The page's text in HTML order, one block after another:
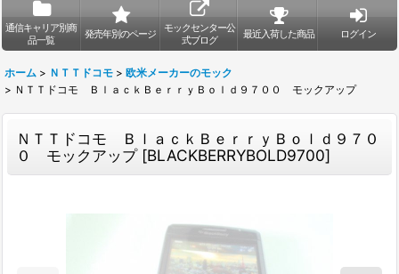
通信キャリア別商
品一覧
発売年別のページ
モックセンター公
式ブログ
最近入荷した商品 ログイン
ホーム > ＮＴＴドコモ > 欧米メーカーのモック
> ＮＴＴドコモ ＢｌａｃｋＢｅｒｒｙＢｏｌｄ９７００ モックアップ
ＮＴＴドコモ ＢｌａｃｋＢｅｒｒｙＢｏｌｄ９７０
０ モックアップ [BLACKBERRYBOLD9700]